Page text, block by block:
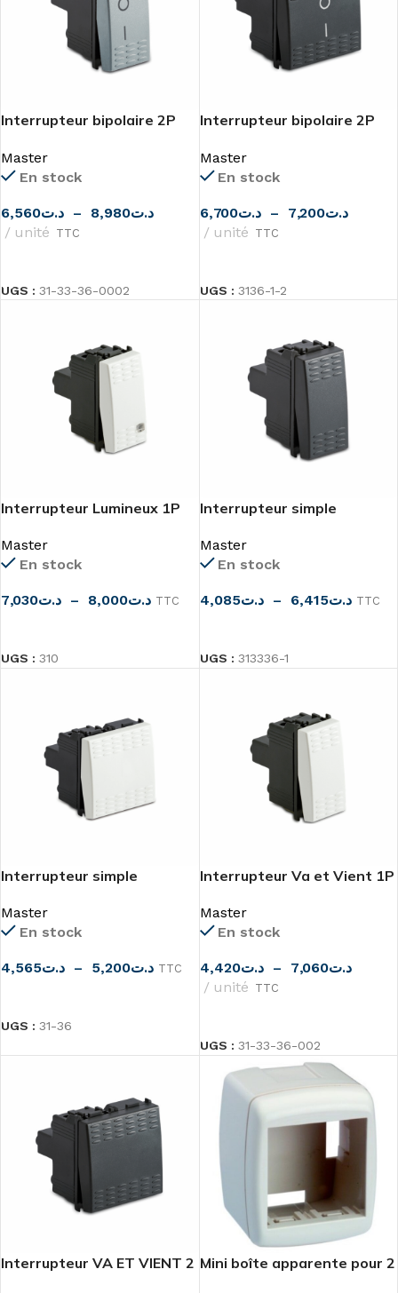
Interrupteur bipolaire 2P
Master
En stock
د.ت6,560 – د.ت8,980
unité TTC
UGS : 31-33-36-0002
Interrupteur bipolaire 2P
Master
En stock
د.ت6,700 – د.ت7,200
unité TTC
UGS : 3136-1-2
Interrupteur Lumineux 1P
Master
En stock
د.ت7,030 – د.ت8,000
TTC
UGS : 310
Interrupteur simple
Master
En stock
د.ت4,085 – د.ت6,415
TTC
UGS : 313336-1
Interrupteur simple
Master
En stock
د.ت4,565 – د.ت5,200
TTC
UGS : 31-36
Interrupteur Va et Vient 1P
Master
En stock
د.ت4,420 – د.ت7,060
unité TTC
UGS : 31-33-36-002
Interrupteur VA ET VIENT 2 Mini boîte apparente pour 2